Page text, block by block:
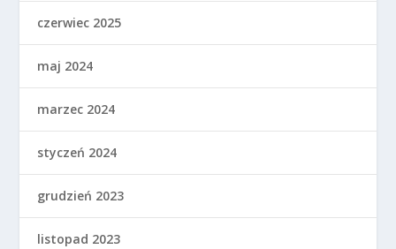
czerwiec 2025
maj 2024
marzec 2024
styczeń 2024
grudzień 2023
listopad 2023